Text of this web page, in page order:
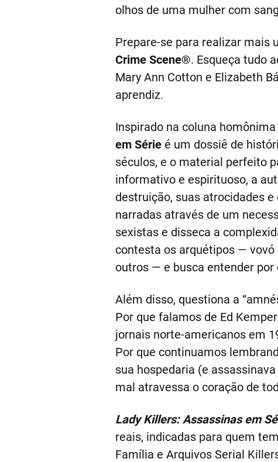
olhos de uma mulher com
Prepare-se para realizar mais
Crime Scene®. Esqueça tudo
Mary Ann Cotton e Elizabeth
aprendiz.
Inspirado na coluna
em Sérieé um dossiê de
séculos, e o material perfeito
informativo e espirituoso, a
destruição, suas atrocidades
narradas através de um
sexistas e disseca a
contesta os arquétipos —
outros — e busca entender
Além disso, questiona a
Por que falamos de Ed
jornais norte-americanos em
Por que continuamos
sua hospedaria (e
mal atravessa o coração de
Lady Killers: Assassinas em
reais, indicadas para quem
Família e Arquivos Serial